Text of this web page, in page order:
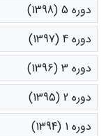
دوره 5 (1398)
دوره 4 (1397)
دوره 3 (1396)
دوره 2 (1395)
دوره 1 (1394)